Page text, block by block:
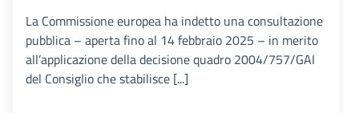
La Commissione europea ha indetto una consultazione
pubblica – aperta fino al 14 febbraio 2025 – in merito
all’applicazione della decisione quadro 2004/757/GAI
del Consiglio che stabilisce [...]